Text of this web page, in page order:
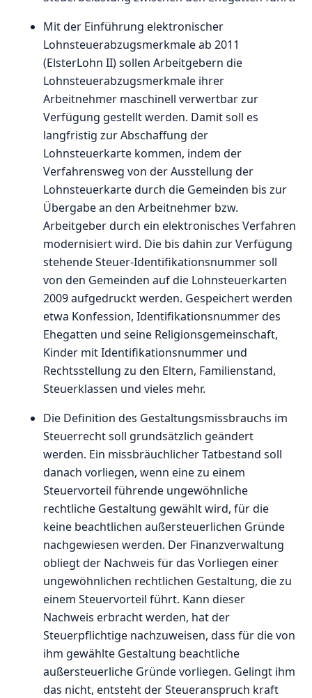
Mit der Einführung elektronischer
Lohnsteuerabzugsmerkmale ab 2011
(ElsterLohn II) sollen Arbeitgebern die
Lohnsteuerabzugsmerkmale ihrer
Arbeitnehmer maschinell verwertbar zur
Verfügung gestellt werden. Damit soll es
langfristig zur Abschaffung der
Lohnsteuerkarte kommen, indem der
Verfahrensweg von der Ausstellung der
Lohnsteuerkarte durch die Gemeinden bis zur
Übergabe an den Arbeitnehmer bzw.
Arbeitgeber durch ein elektronisches Verfahren
modernisiert wird. Die bis dahin zur Verfügung
stehende Steuer-Identifikationsnummer soll
von den Gemeinden auf die Lohnsteuerkarten
2009 aufgedruckt werden. Gespeichert werden
etwa Konfession, Identifikationsnummer des
Ehegatten und seine Religionsgemeinschaft,
Kinder mit Identifikationsnummer und
Rechtsstellung zu den Eltern, Familienstand,
Steuerklassen und vieles mehr.
Die Definition des Gestaltungsmissbrauchs im
Steuerrecht soll grundsätzlich geändert
werden. Ein missbräuchlicher Tatbestand soll
danach vorliegen, wenn eine zu einem
Steuervorteil führende ungewöhnliche
rechtliche Gestaltung gewählt wird, für die
keine beachtlichen außersteuerlichen Gründe
nachgewiesen werden. Der Finanzverwaltung
obliegt der Nachweis für das Vorliegen einer
ungewöhnlichen rechtlichen Gestaltung, die zu
einem Steuervorteil führt. Kann dieser
Nachweis erbracht werden, hat der
Steuerpflichtige nachzuweisen, dass für die von
ihm gewählte Gestaltung beachtliche
außersteuerliche Gründe vorliegen. Gelingt ihm
das nicht, entsteht der Steueranspruch kraft